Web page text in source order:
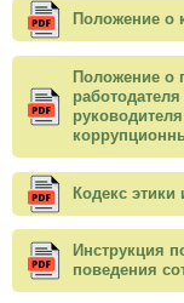
Положение о
Положение о
Кодекс этики
Инструкция
поведения